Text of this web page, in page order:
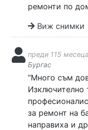
ремонти по
Виж снимки
преди 115
Бургас
“Много съм
Изключително
за ремонт на
направиха и